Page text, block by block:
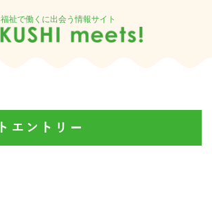
福祉で働くに出会う情報サイト
エントリー